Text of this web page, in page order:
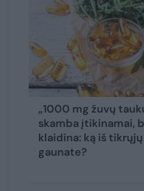
„1000 mg žuvų
skamba įtikinamai,
klaidina: ką iš tikrųjų
gaunate?